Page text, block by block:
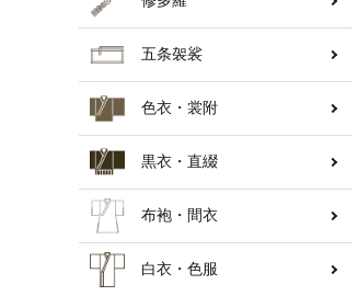
欄間・障子・襖・翠簾
納骨壇
五条袈裟
色衣・裳附
黒衣・直綴
布袍・間衣
白衣・色服